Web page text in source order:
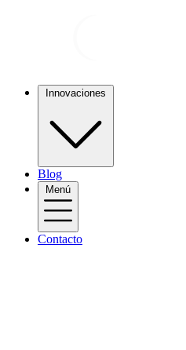
Innovaciones
Blog
Menú
Contacto